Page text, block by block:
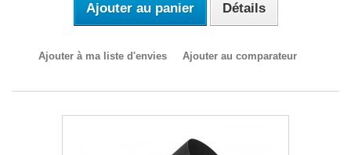
Ajouter au panier Détails
Ajouter à ma liste d'envies Ajouter au comparateur